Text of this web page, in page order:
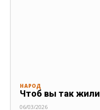
НАРОД
Чтоб вы так жили
06/03/2026